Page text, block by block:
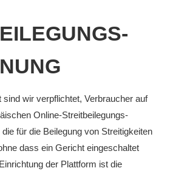
V
wir verpflichtet, Verbraucher auf
Online-Streitbeilegungs-
für die Beilegung von Streitigkeiten
dass ein Gericht eingeschaltet
der Plattform ist die